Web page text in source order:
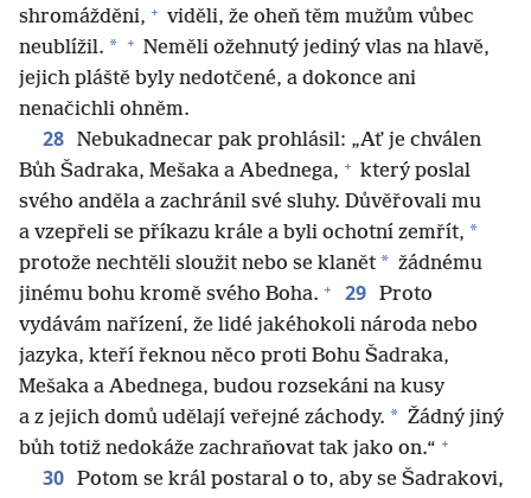
shromážděni, + viděli, že oheň těm mužům vůbec
neublížil. * + Neměli ožehnutý jediný vlas na hlavě,
jejich pláště byly nedotčené, a dokonce ani
nenačichli ohněm.
28 Nebukadnecar pak prohlásil: „Ať je chválen
Bůh Šadraka, Mešaka a Abednega, + který poslal
svého anděla a zachránil své sluhy. Důvěřovali mu
a vzepřeli se příkazu krále a byli ochotní zemřít, *
protože nechtěli sloužit nebo se klanět * žádnému
jinému bohu kromě svého Boha. + 29 Proto
vydávám nařízení, že lidé jakéhokoli národa nebo
jazyka, kteří řeknou něco proti Bohu Šadraka,
Mešaka a Abednega, budou rozsekáni na kusy
a z jejich domů udělají veřejné záchody. * Žádný jiný
bůh totiž nedokáže zachraňovat tak jako on.“ +
30 Potom se král postaral o to, aby se Šadrakovi,